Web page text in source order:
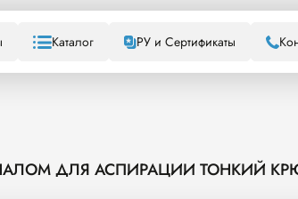
Каталог РУ и Сертификаты
ДЛЯ АСПИРАЦИИ ТОНКИЙ